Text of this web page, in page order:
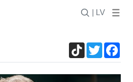
| LV
TikTokTwitter